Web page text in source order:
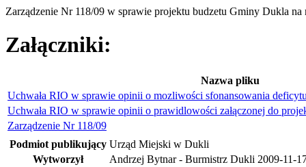
Zarządzenie Nr 118/09 w sprawie projektu budzetu Gminy Dukla na
Załączniki:
Nazwa pliku
Uchwała RIO w sprawie opinii o mozliwości sfonansowania
Uchwała RIO w sprawie opinii o prawidlowości załączonej do
Zarządzenie Nr 118/09
Podmiot publikujący Urząd Miejski w Dukli
Wytworzył
Andrzej Bytnar - Burmistrz Dukli 2009-11-